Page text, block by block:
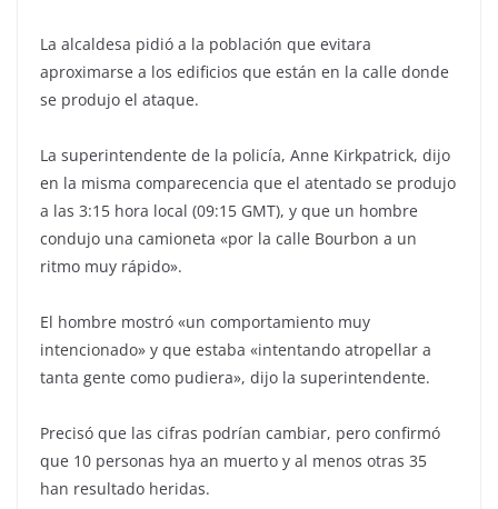
La alcaldesa pidió a la población que evitara
aproximarse a los edificios que están en la calle donde
se produjo el ataque.
La superintendente de la policía, Anne Kirkpatrick, dijo
en la misma comparecencia que el atentado se produjo
a las 3:15 hora local (09:15 GMT), y que un hombre
condujo una camioneta «por la calle Bourbon a un
ritmo muy rápido».
El hombre mostró «un comportamiento muy
intencionado» y que estaba «intentando atropellar a
tanta gente como pudiera», dijo la superintendente.
Precisó que las cifras podrían cambiar, pero confirmó
que 10 personas hya an muerto y al menos otras 35
han resultado heridas.